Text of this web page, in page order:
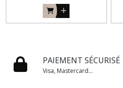
PAIEMENT SÉCURISÉ
Visa, Mastercard...